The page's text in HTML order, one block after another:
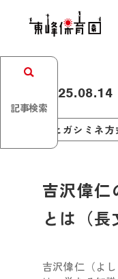
記事検索
2025.08.14
ヒガシミネ方
吉沢偉仁
とは（長
吉沢偉仁（よ